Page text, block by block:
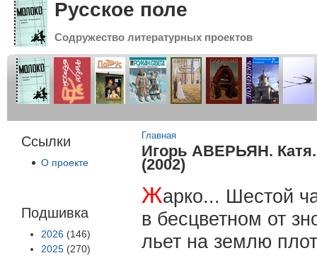
Русское поле
Содружество литературных проектов
Ссылки
О проекте
Подшивка
2026 (146)
2025 (270)
Вы здесь
Главная
Игорь АВЕРЬЯН.
(2002)
Жарко... Шестой
в бесцветном от
льет на землю